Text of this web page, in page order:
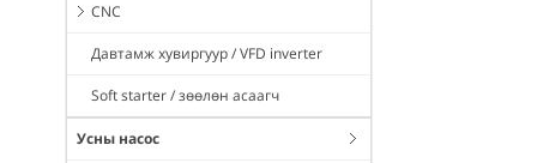
CNC
Давтамж хувиргуур / VFD inverter
Soft starter / зөөлөн асаагч
Усны насос